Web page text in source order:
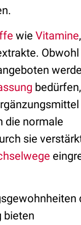
wie Vitamine,
Obwohl
bedürfen,
die normale
sie
bieten